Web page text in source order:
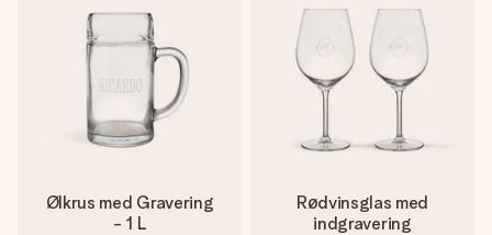
Ølkrus med Gravering
- 1 L
Rødvinsglas med
indgravering